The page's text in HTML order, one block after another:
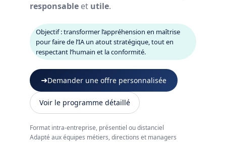
responsable et utile.
Objectif : transformer l’appréhension en maîtrise
pour faire de l’IA un atout stratégique, tout en
respectant l’humain et la conformité.
➜Demander une offre personnalisée
Voir le programme détaillé
Format intra-entreprise, présentiel ou distanciel
Adapté aux équipes métiers, directions et managers